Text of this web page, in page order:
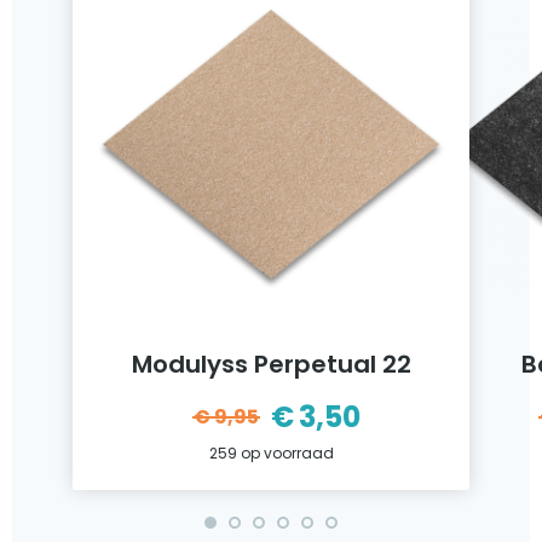
Modulyss Perpetual 22
€9,95
Oorspronkelijke
prijs
was:
€3,50
Huidige
prijs
is:
259 op voorraad